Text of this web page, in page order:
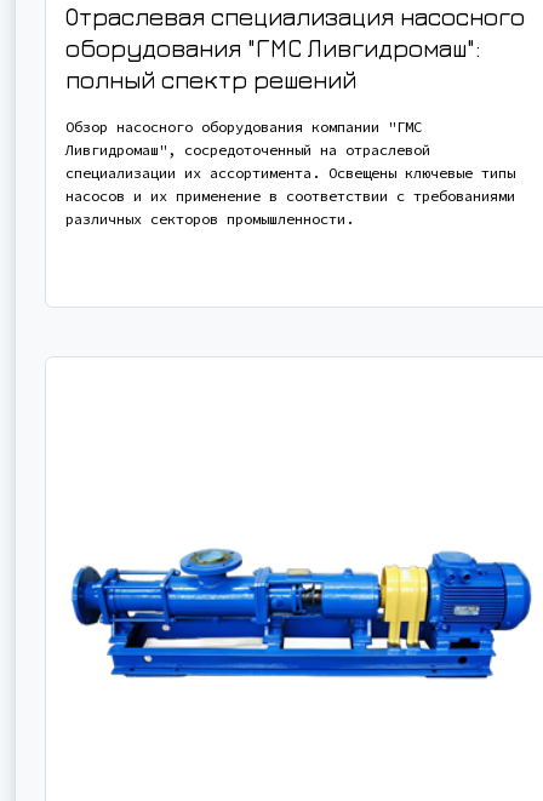
Отраслевая специализация насосного
оборудования "ГМС Ливгидромаш":
полный спектр решений
Обзор насосного оборудования компании "ГМС
Ливгидромаш", сосредоточенный на отраслевой
специализации их ассортимента. Освещены ключевые типы
насосов и их применение в соответствии с требованиями
различных секторов промышленности.